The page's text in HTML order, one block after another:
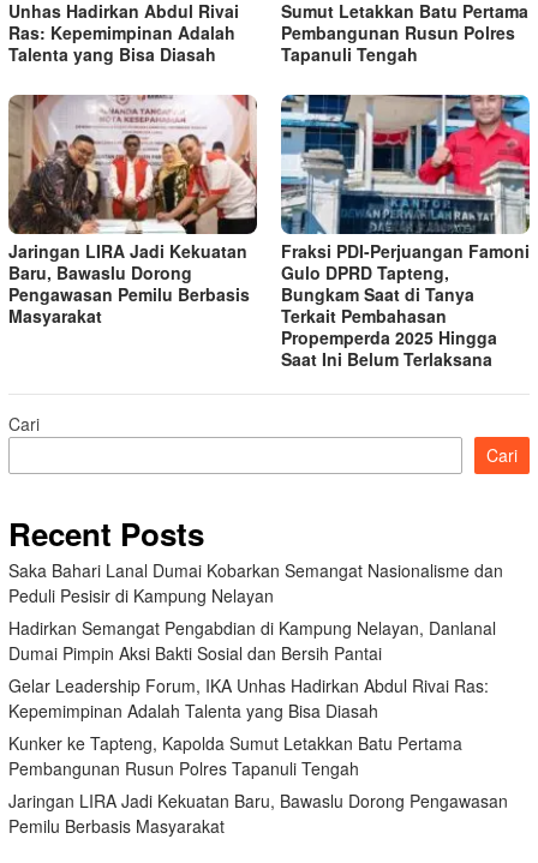
Unhas Hadirkan Abdul Rivai
Ras: Kepemimpinan Adalah
Talenta yang Bisa Diasah
Sumut Letakkan Batu Pertama
Pembangunan Rusun Polres
Tapanuli Tengah
Jaringan LIRA Jadi Kekuatan
Baru, Bawaslu Dorong
Pengawasan Pemilu Berbasis
Masyarakat
Fraksi PDI-Perjuangan Famoni
Gulo DPRD Tapteng,
Bungkam Saat di Tanya
Terkait Pembahasan
Propemperda 2025 Hingga
Saat Ini Belum Terlaksana
Cari
Cari
Recent Posts
Saka Bahari Lanal Dumai Kobarkan Semangat Nasionalisme dan
Peduli Pesisir di Kampung Nelayan
Hadirkan Semangat Pengabdian di Kampung Nelayan, Danlanal
Dumai Pimpin Aksi Bakti Sosial dan Bersih Pantai
Gelar Leadership Forum, IKA Unhas Hadirkan Abdul Rivai Ras:
Kepemimpinan Adalah Talenta yang Bisa Diasah
Kunker ke Tapteng, Kapolda Sumut Letakkan Batu Pertama
Pembangunan Rusun Polres Tapanuli Tengah
Jaringan LIRA Jadi Kekuatan Baru, Bawaslu Dorong Pengawasan
Pemilu Berbasis Masyarakat